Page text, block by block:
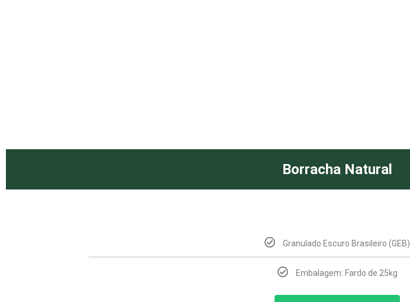
Borracha Natural
Granulado Escuro Brasileiro (GEB)
Embalagem: Fardo de 25kg